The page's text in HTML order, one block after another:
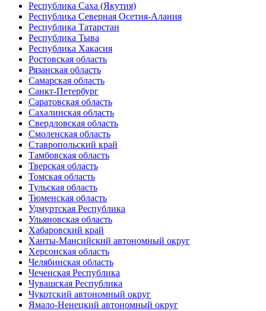
Республика Саха (Якутия)
Республика Северная Осетия-Алания
Республика Татарстан
Республика Тыва
Республика Хакасия
Ростовская область
Рязанская область
Самарская область
Санкт-Петербург
Саратовская область
Сахалинская область
Свердловская область
Смоленская область
Ставропольский край
Тамбовская область
Тверская область
Томская область
Тульская область
Тюменская область
Удмуртская Республика
Ульяновская область
Хабаровский край
Ханты-Мансийский автономный округ
Херсонская область
Челябинская область
Чеченская Республика
Чувашская Республика
Чукотский автономный округ
Ямало-Ненецкий автономный округ